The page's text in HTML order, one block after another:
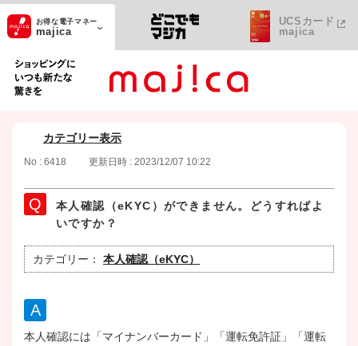
ショッピングにいつも新たな驚きを
お得な電子マネー
majica
UCSカード
majica
カテゴリー表示
No : 6418 更新日時 : 2023/12/07 10:22
本人確認（eKYC）ができません。どうすればよ
いですか？
カテゴリー： 本人確認（eKYC）
本人確認には「マイナンバーカード」「運転免許証」「運転